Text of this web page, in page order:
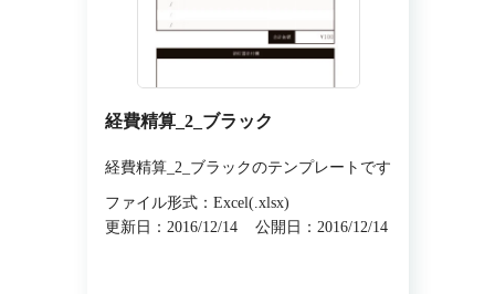
経費精算_2_ブラック
経費精算_2_ブラックのテンプレートです
ファイル形式：Excel(.xlsx)
更新日：2016/12/14
公開日：2016/12/14